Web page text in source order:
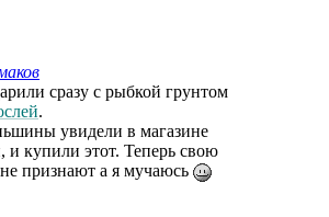
сразу с рыбкой грунтом
.
увидели в магазине
и купили этот. Теперь свою
признают а я мучаюсь